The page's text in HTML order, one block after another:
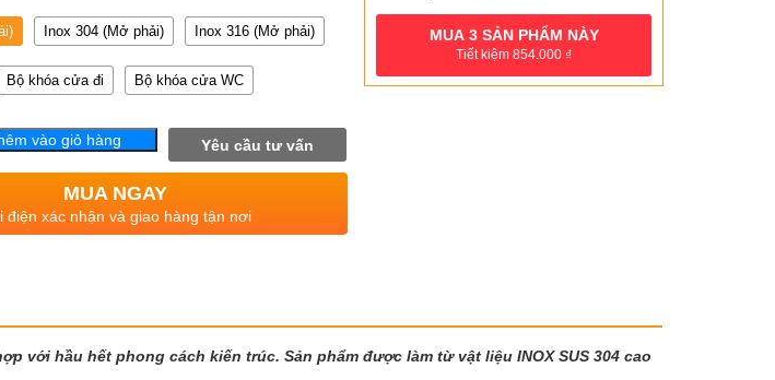
Inox 304 (Mở phải) Inox 316 (Mở phải)
Bộ khóa cửa đi Bộ khóa cửa WC
vào giỏ hàng Yêu cầu tư vấn
MUA NGAY
điện xác nhận và giao hàng tận nơi
MUA 3SẢN PHẨM NÀY
Tiết kiệm854.000 ₫
với hầu hết phong cách kiến trúc. Sản phẩm được làm từ vật liệu INOX SUS 304 cao